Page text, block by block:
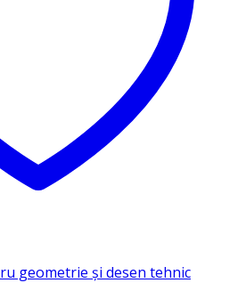
geometrie și desen tehnic